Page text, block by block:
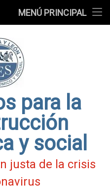
MENÚ PRINCIPAL
para la
y social
justa de la crisis